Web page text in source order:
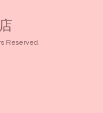
Reserved.